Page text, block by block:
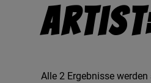
Artist:
Alle 2 Ergebnisse